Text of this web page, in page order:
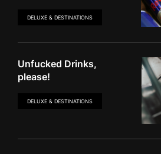
DELUXE & DESTINATIONS
Unfucked Drinks,
please!
DELUXE & DESTINATIONS